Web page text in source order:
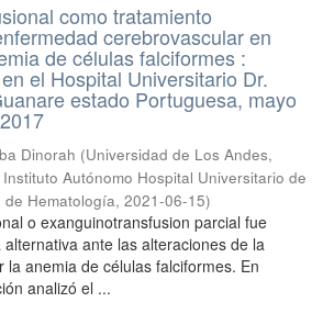
como tratamiento
cerebrovascular en
de células falciformes :
el Hospital Universitario Dr.
estado Portuguesa, mayo
Dinorah (Universidad de Los Andes,
Autónomo Hospital Universitario de
de Hematología, 2021-06-15)
o exanguinotransfusion parcial fue
ante las alteraciones de la
la anemia de células falciformes. En
analizó el ...